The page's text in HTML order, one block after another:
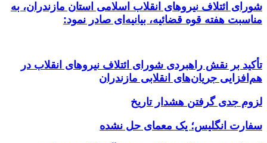
شورای ائتلاف نیروهای انقلاب اسلامی استان مازندران، به
مناسبت هفته قوه قضائیه، بیانیه‌ای صادر نمود:
تأکید بر نقش راهبردی شورای ائتلاف نیروهای انقلاب در
هم‌افزایی جریان‌های انقلابی مازندران
لزوم جدی گرفتن هشدار تاریخ
سفارت انگلیس؛ یک معمای حل نشده